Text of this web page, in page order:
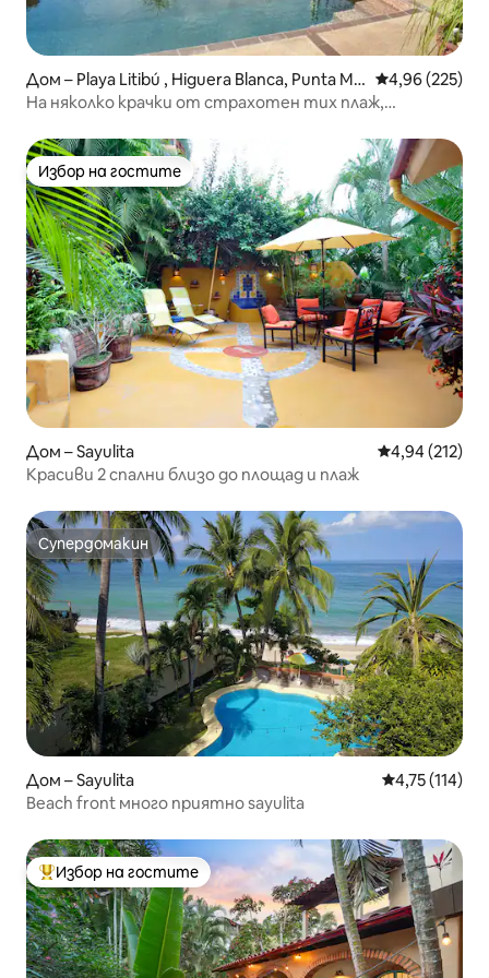
Дом – Playa Litibú , Higuera Blanca, Punta Mit
a
Средна
4,96 (225)
На няколко крачки от страхотен тих плаж,
Избор на гостите
Избор на гостите
Дом – Sayulita Средна
4,94 (212)
Красиви 2 спални близо до площад и плаж
Супердомакин
Супердомакин
Дом – Sayulita Средна
4,75 (114)
Beach front много приятно sayulita
Най-популярен избор на гостите
Избор на гостите